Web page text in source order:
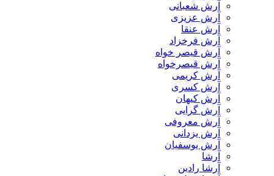
آرش شعبانی
آرش عزیزی
آرش عنقا
آرش فرخزاد
آرش قیصر خواه
آرش قیصرخواه
آرش کریمی
آرش کسری
آرش کیهان
آرش گرایی
آرش معروفی
آرش یزدانی
آرش یوسفیان
آرشا
آرشا رادین